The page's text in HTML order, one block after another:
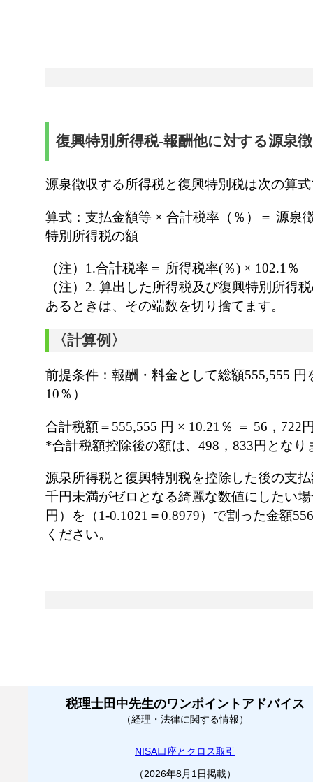
復興特別所得税-報酬他に対する源泉
源泉徴収する所得税と復興特別税は次の算
算式：支払金額等 × 合計税率（％）＝ 源泉
特別所得税の額
（注）1.合計税率＝ 所得税率(％) × 102.1％
（注）2. 算出した所得税及び復興特別所得
あるときは、その端数を切り捨てます。
〈計算例〉
前提条件：報酬・料金として総額555,555 円
10％）
合計税額＝555,555 円 × 10.21％ ＝ 56，722
*合計税額控除後の額は、498，833円となり
源泉所得税と復興特別税を控除した後の支
千円未満がゼロとなる綺麗な数値にしたい
円）を（1-0.1021＝0.8979）で割った金額
ください。
税理士田中先生のワンポイントアドバイス
（経理・法律に関する情報）
NISA口座とクロス取引
（2026年8月1日掲載）